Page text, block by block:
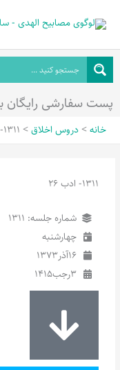
محتوا
پست سفارشی رایگان برای
خانه دروس اخلاق 1311- ادب 26
1311- ادب 26
شماره جلسه: 1311
چهارشنبه
16آذر1373
3رجب1415